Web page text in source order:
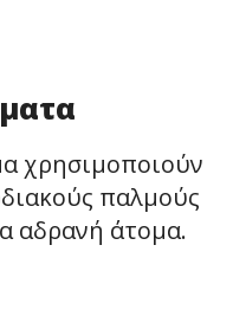
χρησιμοποιούν
παλμούς
αδρανή άτομα.